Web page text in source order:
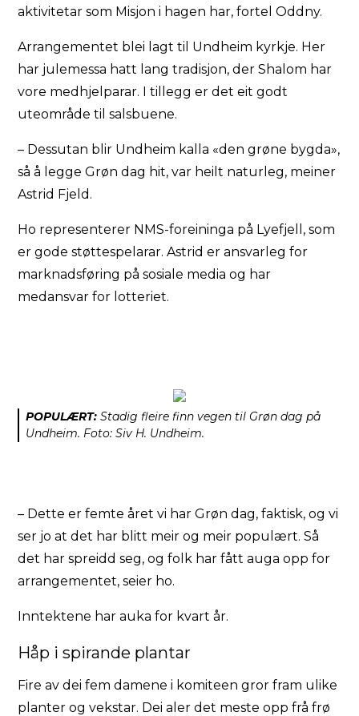
aktivitetar som Misjon i hagen har, fortel Oddny.
Arrangementet blei lagt til Undheim kyrkje. Her
har julemessa hatt lang tradisjon, der Shalom har
vore medhjelparar. I tillegg er det eit godt
uteområde til salsbuene.
– Dessutan blir Undheim kalla «den grøne bygda»,
så å legge Grøn dag hit, var heilt naturleg, meiner
Astrid Fjeld.
Ho representerer NMS-foreininga på Lyefjell, som
er gode støttespelarar. Astrid er ansvarleg for
marknadsføring på sosiale media og har
medansvar for lotteriet.
POPULÆRT: Stadig fleire finn vegen til Grøn dag på
Undheim. Foto: Siv H. Undheim.
– Dette er femte året vi har Grøn dag, faktisk, og vi
ser jo at det har blitt meir og meir populært. Så
det har spreidd seg, og folk har fått auga opp for
arrangementet, seier ho.
Inntektene har auka for kvart år.
Håp i spirande plantar
Fire av dei fem damene i komiteen gror fram ulike
planter og vekstar. Dei aler det meste opp frå frø